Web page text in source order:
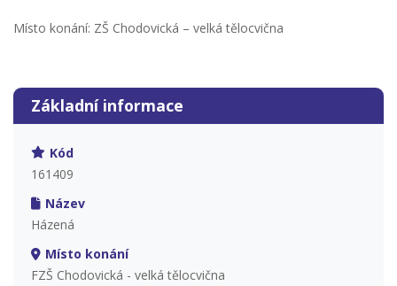
Místo konání: ZŠ Chodovická – velká tělocvična
Základní informace
Kód
161409
Název
Házená
Místo konání
FZŠ Chodovická - velká tělocvična